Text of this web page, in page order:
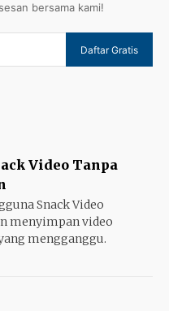
bersama kami!
Daftar Gratis
Video Tanpa
Snack Video
menyimpan video
mengganggu.